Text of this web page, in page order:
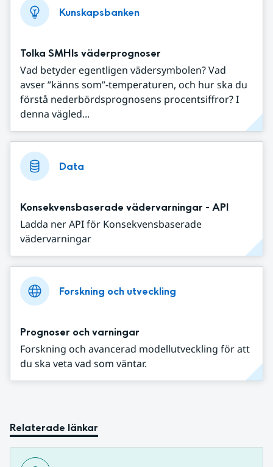
Kunskapsbanken
Tolka SMHIs väderprognoser
Vad betyder egentligen vädersymbolen? Vad
avser ”känns som”-temperaturen, och hur ska du
förstå nederbördsprognosens procentsiffror? I
denna vägled...
Data
Konsekvensbaserade vädervarningar - API
Ladda ner API för Konsekvensbaserade
vädervarningar
Forskning och utveckling
Prognoser och varningar
Forskning och avancerad modellutveckling för att
du ska veta vad som väntar.
Relaterade länkar